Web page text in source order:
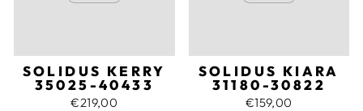
SOLIDUS KERRY
35025-40433
€219,00
SOLIDUS KIARA
31180-30822
€159,00